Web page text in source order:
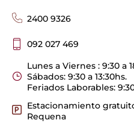
2400 9326
092 027 469
Lunes a Viernes : 9:30 a
Sábados: 9:30 a 13:30hs.
Feriados Laborables:
Estacionamiento
Requena